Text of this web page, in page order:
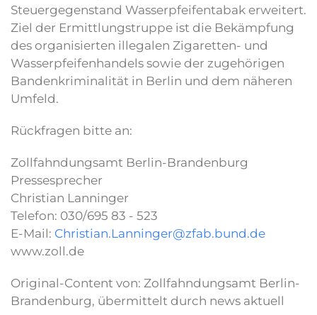
Steuergegenstand Wasserpfeifentabak erweitert.
Ziel der Ermittlungstruppe ist die Bekämpfung
des organisierten illegalen Zigaretten- und
Wasserpfeifenhandels sowie der zugehörigen
Bandenkriminalität in Berlin und dem näheren
Umfeld.
Rückfragen bitte an:
Zollfahndungsamt Berlin-Brandenburg
Pressesprecher
Christian Lanninger
Telefon: 030/695 83 - 523
E-Mail: Christian.Lanninger@zfab.bund.de
www.zoll.de
Original-Content von: Zollfahndungsamt Berlin-
Brandenburg, übermittelt durch news aktuell